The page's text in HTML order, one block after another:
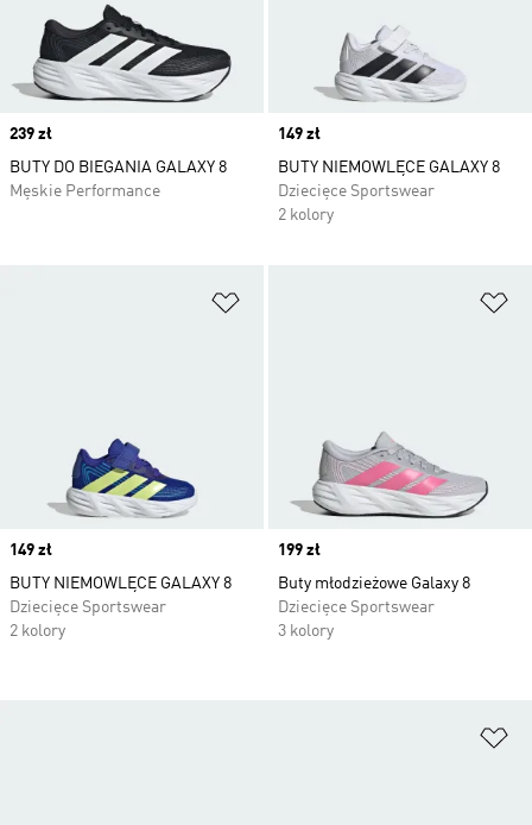
Price
239 zł
BUTY DO BIEGANIA GALAXY 8
Męskie Performance
Price
149 zł
BUTY NIEMOWLĘCE GALAXY 8
Dziecięce Sportswear
2 kolory
Price
149 zł
BUTY NIEMOWLĘCE GALAXY 8
Dziecięce Sportswear
2 kolory
Price
199 zł
Buty młodzieżowe Galaxy 8
Dziecięce Sportswear
3 kolory